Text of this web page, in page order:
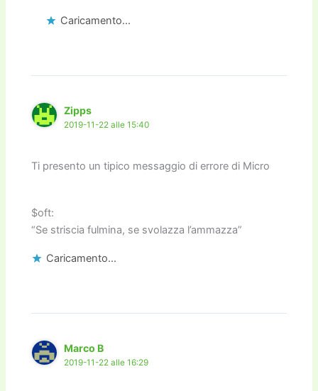
Caricamento...
Zipps
2019-11-22 alle 15:40
Ti presento un tipico messaggio di errore di Micro
$oft:
“Se striscia fulmina, se svolazza l’ammazza”
Caricamento...
Marco B
2019-11-22 alle 16:29